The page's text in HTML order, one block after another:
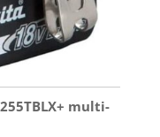
multi-